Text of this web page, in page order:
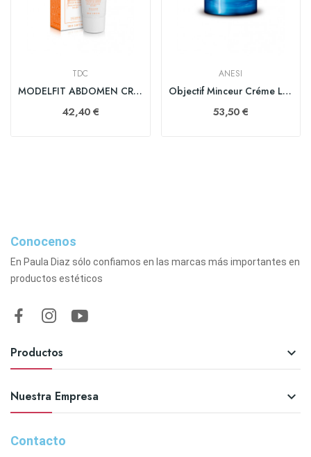
TDC
MODELFIT ABDOMEN CREAM 100 ml
42,40 €
ANESI
Objectif Minceur Créme Lipoaminocel 200 ml
53,50 €
Conocenos
En Paula Diaz sólo confiamos en las marcas más importantes en
productos estéticos
Productos 
Nuestra Empresa 
Contacto